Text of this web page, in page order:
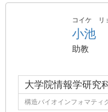
コイケ リ
小池
助教
大学院情報学研究
構造バイオインフォマティ